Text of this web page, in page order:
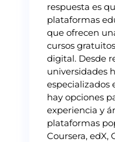
respuesta es
plataformas
que ofrecen
cursos
digital. Desde
universidades
especializados
hay opciones
experiencia y
plataformas
Coursera, edX,